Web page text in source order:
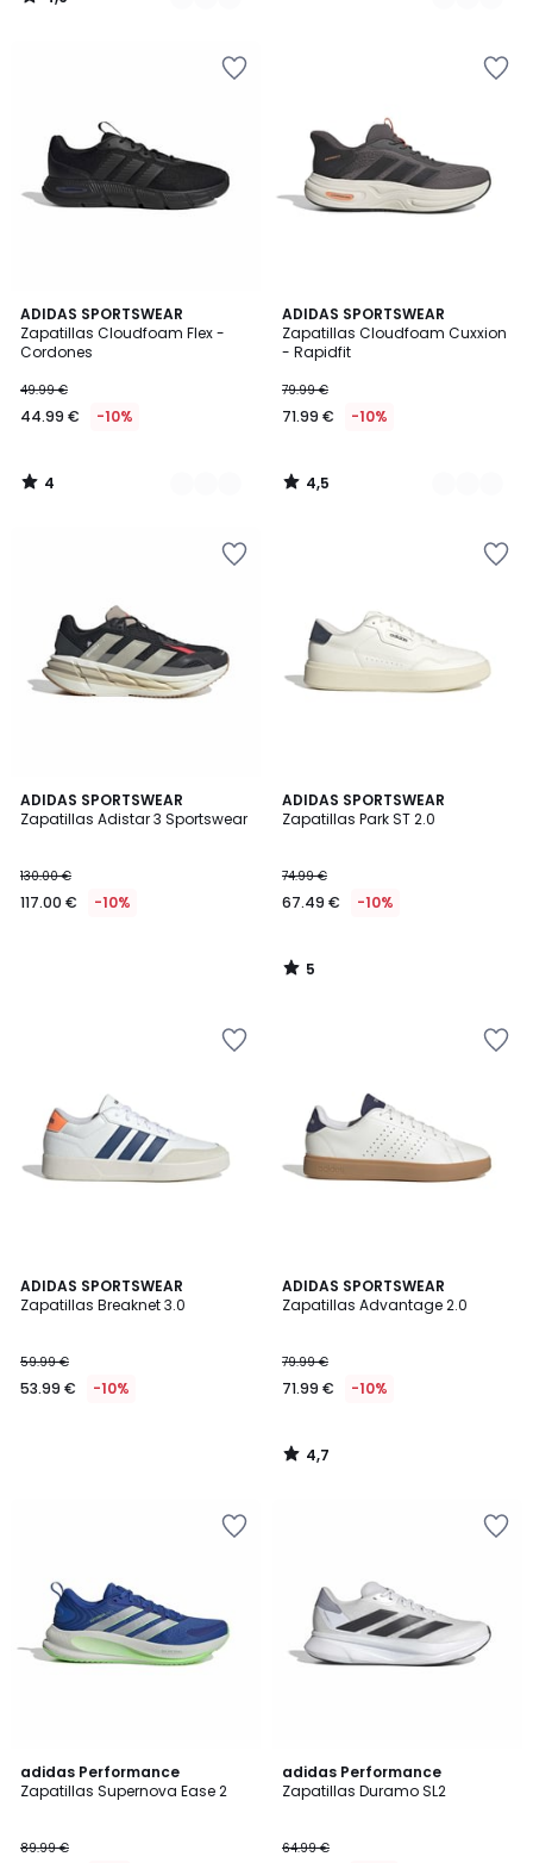
/
ADIDAS SPORTSWEAR
Zapatillas Cloudfoam Flex -
Cordones
49.99 €
44.99 € -10%
4
/
5
2
Colores
4
/
ADIDAS SPORTSWEAR
Zapatillas Cloudfoam Cuxxion
- Rapidfit
79.99 €
71.99 € -10%
4,5
/ 5
2
Colores
4,5
/
ADIDAS SPORTSWEAR
Zapatillas Adistar 3 Sportswear
130.00 €
117.00 € -10%
ADIDAS SPORTSWEAR
Zapatillas Park ST 2.0
74.99 €
67.49 € -10%
5
/
5
/
ADIDAS SPORTSWEAR
Zapatillas Breaknet 3.0
59.99 €
53.99 € -10%
ADIDAS SPORTSWEAR
Zapatillas Advantage 2.0
79.99 €
71.99 € -10%
4,7
/ 5
4,7
/
adidas Performance
Zapatillas Supernova Ease 2
89.99 €
4,8
/ 5
adidas Performance
Zapatillas Duramo SL2
64.99 €
4,6
/ 5
2
Colores